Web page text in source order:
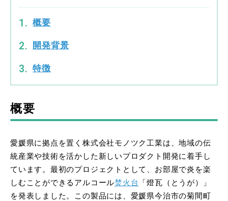
概要
開発背景
特徴
概要
愛媛県に拠点を置く株式会社モノツク工業は、地域の伝
統産業や技術を活かした新しいプロダクト開発に着手し
ています。最初のプロジェクトとして、お部屋で炎を楽
しむことができるアルコール焚火台 「燈瓦（とうが）」
を発表しました。この製品には、愛媛県今治市の菊間町